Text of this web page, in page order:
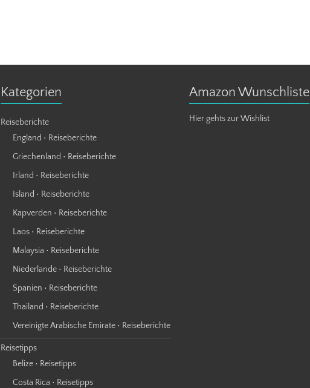
Kategorien
Reiseberichte
England • Reiseberichte
Griechenland • Reiseberichte
Irland • Reiseberichte
Island • Reiseberichte
Kapverden • Reiseberichte
Laos • Reiseberichte
Malaysia • Reiseberichte
Niederlande • Reiseberichte
Spanien • Reiseberichte
Thailand • Reiseberichte
Vereinigte Arabische Emirate • Reiseberichte
Reisetipps
Belize • Reisetipps
Costa Rica • Reisetipps
Amazon Wunschliste
Hier gehts zur Wishlist